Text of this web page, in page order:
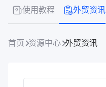
使用教程 外贸资讯
首页 资源中心 外贸资讯